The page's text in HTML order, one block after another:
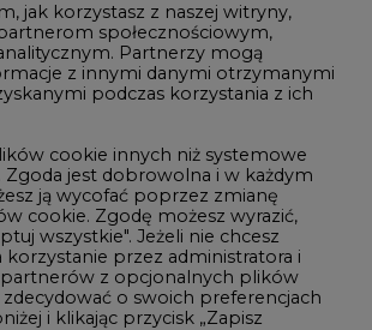
i IT
CO2
jak korzystasz z naszej witryny,
społecznościowym,
Partnerzy mogą
z innymi danymi otrzymanymi
podczas korzystania z ich
cookie innych niż systemowe
Zgoda jest dobrowolna i w każdym
ją wycofać poprzez zmianę
cookie. Zgodę możesz wyrazić,
wszystkie". Jeżeli nie chcesz
korzystanie przez administratora i
z opcjonalnych plików
o swoich preferencjach
i klikając przycisk „Zapisz